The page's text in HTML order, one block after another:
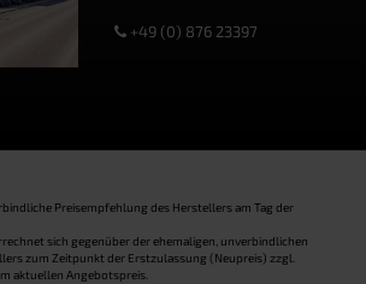
+49 (0) 876 23397
Preisempfehlung des Herstellers am Tag der
sich gegenüber der ehemaligen, unverbindlichen
zum Zeitpunkt der Erstzulassung (Neupreis) zzgl.
aktuellen Angebotspreis.